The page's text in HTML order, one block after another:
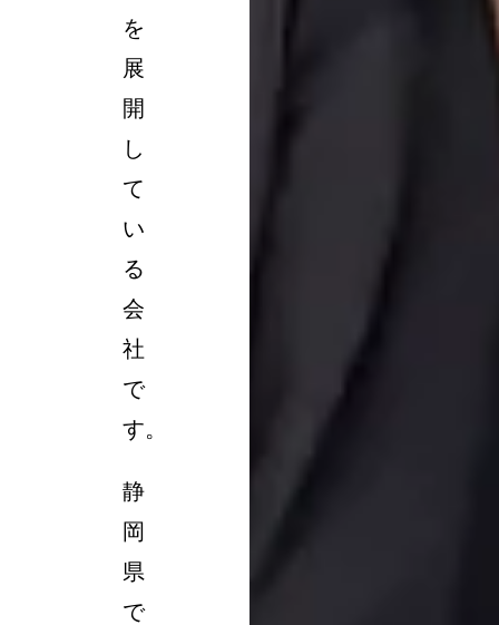
を
展
開
し
て
い
る
会
社
で
す。
静
岡
県
で